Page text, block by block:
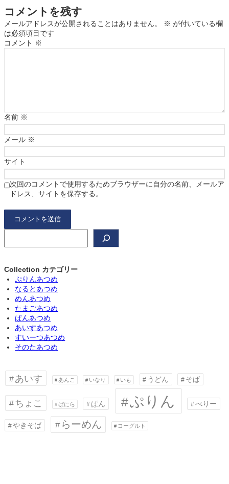
コメントを残す
メールアドレスが公開されることはありません。 ※ が付いている欄
は必須項目です
コメント ※
名前 ※
メール ※
サイト
次回のコメントで使用するためブラウザーに自分の名前、メールア
ドレス、サイトを保存する。
Collection カテゴリー
ぷりんあつめ
なるとあつめ
めんあつめ
たまごあつめ
ぱんあつめ
あいすあつめ
すいーつあつめ
そのたあつめ
あいす あんこ いなり いも うどん そば
ちょこ ばにら ぱん ぷりん べりー
やきそば らーめん ヨーグルト